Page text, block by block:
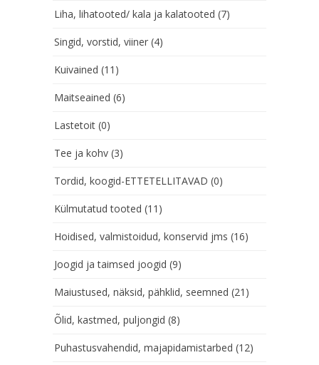
Liha, lihatooted/ kala ja kalatooted (7)
Singid, vorstid, viiner (4)
Kuivained (11)
Maitseained (6)
Lastetoit (0)
Tee ja kohv (3)
Tordid, koogid-ETTETELLITAVAD (0)
Külmutatud tooted (11)
Hoidised, valmistoidud, konservid jms (16)
Joogid ja taimsed joogid (9)
Maiustused, näksid, pähklid, seemned (21)
Õlid, kastmed, puljongid (8)
Puhastusvahendid, majapidamistarbed (12)